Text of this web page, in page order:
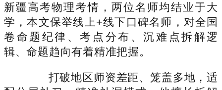
新疆高考物理考情，两位名师均结业于大
学，本文保举线上+线下口碑名师，对全国
卷命题纪律、考点分布、沉难点拆解逻
辑、命题趋向有着精准把握。
打破地区师资差距、笼盖多地，适